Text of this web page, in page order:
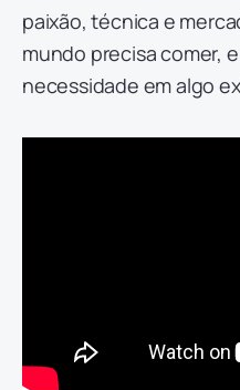
paixão, técnica e
mundo precisa comer,
necessidade em algo